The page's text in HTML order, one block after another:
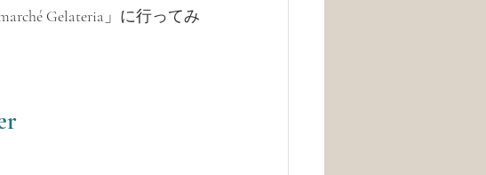
Gelateria」に行ってみ